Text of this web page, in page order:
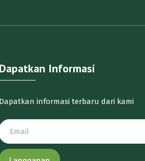
Dapatkan Informasi
Dapatkan informasi terbaru dari kami